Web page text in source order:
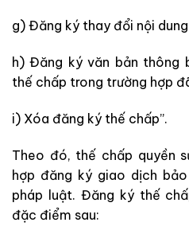
g) Đăng ký thay đổi nội
h) Đăng ký văn bản thông
thế chấp trong trường hợp
i) Xóa đăng ký thế chấp”.
Theo đó, thế chấp quyền
hợp đăng ký giao dịch
pháp luật. Đăng ký thế
đặc điểm sau: